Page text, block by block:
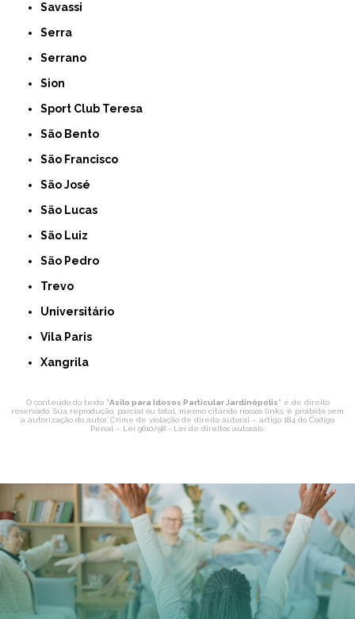
Savassi
Serra
Serrano
Sion
Sport Club Teresa
São Bento
São Francisco
São José
São Lucas
São Luiz
São Pedro
Trevo
Universitário
Vila Paris
Xangrila
O conteúdo do texto "Asilo para Idosos Particular Jardinópolis" é de direito
reservado. Sua reprodução, parcial ou total, mesmo citando nossos links, é proibida sem
a autorização do autor. Crime de violação de direito autoral – artigo 184 do Código
Penal – Lei 9610/98 - Lei de direitos autorais.